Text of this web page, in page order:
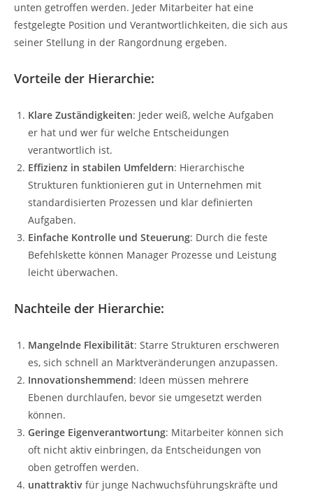
unten getroffen werden. Jeder Mitarbeiter hat eine
festgelegte Position und Verantwortlichkeiten, die sich aus
seiner Stellung in der Rangordnung ergeben.
Vorteile der Hierarchie:
Klare Zuständigkeiten: Jeder weiß, welche Aufgaben
er hat und wer für welche Entscheidungen
verantwortlich ist.
Effizienz in stabilen Umfeldern: Hierarchische
Strukturen funktionieren gut in Unternehmen mit
standardisierten Prozessen und klar definierten
Aufgaben.
Einfache Kontrolle und Steuerung: Durch die feste
Befehlskette können Manager Prozesse und Leistung
leicht überwachen.
Nachteile der Hierarchie:
Mangelnde Flexibilität: Starre Strukturen erschweren
es, sich schnell an Marktveränderungen anzupassen.
Innovationshemmend: Ideen müssen mehrere
Ebenen durchlaufen, bevor sie umgesetzt werden
können.
Geringe Eigenverantwortung: Mitarbeiter können sich
oft nicht aktiv einbringen, da Entscheidungen von
oben getroffen werden.
unattraktiv für junge Nachwuchsführungskräfte und